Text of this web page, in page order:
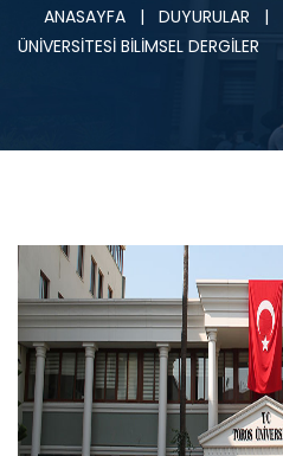
ANASAYFA | DUYURULAR |
ÜNİVERSİTESİ BİLİMSEL DERGİLER